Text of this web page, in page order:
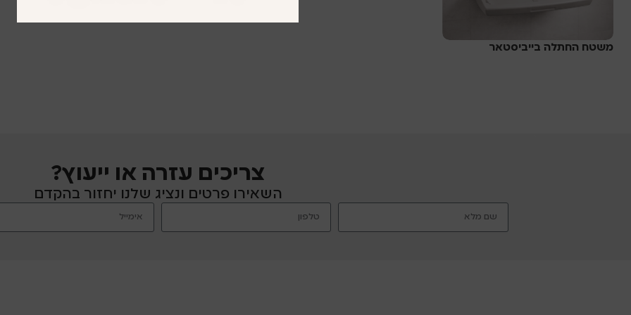
משטח החתלה בייביסטאר
צריכים עזרה או ייעוץ?
השאירו פרטים ונציג שלנו יחזור בהקדם